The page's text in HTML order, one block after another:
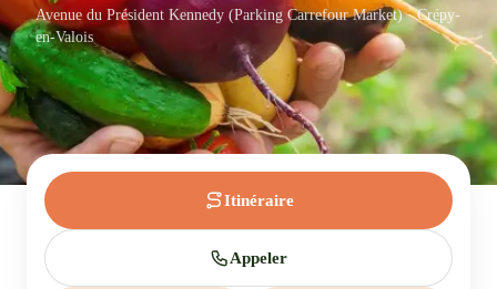
Avenue du Président Kennedy (Parking Carrefour Market) · Crépy-
en-Valois
Itinéraire
Appeler